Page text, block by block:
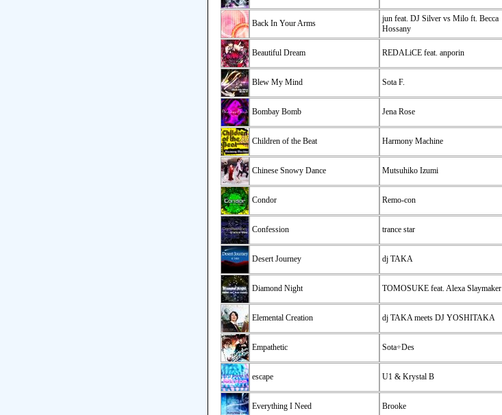
Back In Your Arms
jun feat. DJ Silver vs Milo ft. Becca
Hossany
Beautiful Dream REDALiCE feat. anporin
Blew My Mind Sota F.
Bombay Bomb Jena Rose
Children of the Beat Harmony Machine
Chinese Snowy Dance Mutsuhiko Izumi
Condor Remo-con
Confession trance star
Desert Journey dj TAKA
Diamond Night TOMOSUKE feat. Alexa Slaymaker
Elemental Creation dj TAKA meets DJ YOSHITAKA
Empathetic Sota÷Des
escape U1 & Krystal B
Everything I Need Brooke